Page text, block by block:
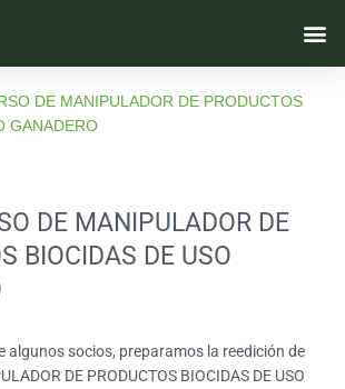
DE MANIPULADOR DE PRODUCTOS
GANADERO
DE MANIPULADOR DE
BIOCIDAS DE USO
algunos socios, preparamos la reedición de
DE PRODUCTOS BIOCIDAS DE USO